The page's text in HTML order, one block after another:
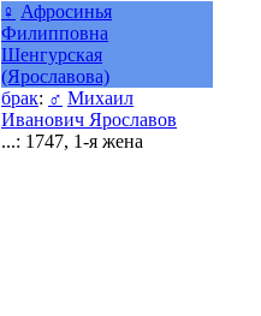
♀ Афросинья
Филипповна
Шенгурская
(Ярославова)
брак: ♂ Михаил
Иванович Ярославов
...: 1747, 1-я жена